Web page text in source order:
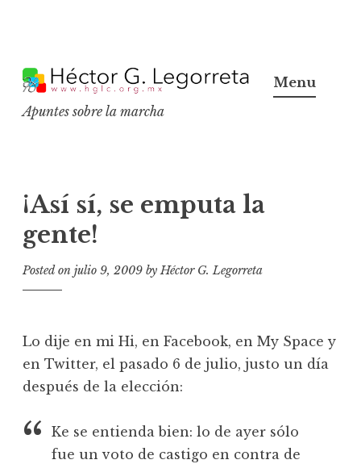
k
p
c
o
n
Apuntes sobre la marcha
Menu
¡Así sí, se emputa la
gente!
Posted on julio 9, 2009 byHéctor G. Legorreta
Lo dije en mi Hi, en Facebook, en My Space y
en Twitter, el pasado 6 de julio, justo un día
después de la elección:
Ke se entienda bien: lo de ayer sólo
fue un voto de castigo en contra de